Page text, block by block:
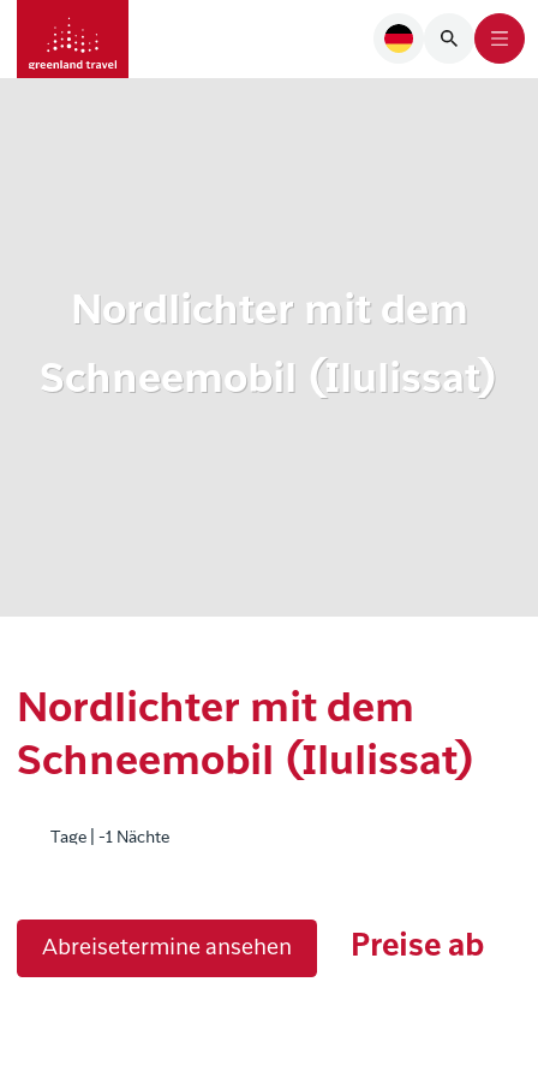
Nordlichter mit dem
Schneemobil (Ilulissat)
Nordlichter mit dem
Schneemobil (Ilulissat)
Tage | -1 Nächte
Abreisetermine ansehen Preise ab